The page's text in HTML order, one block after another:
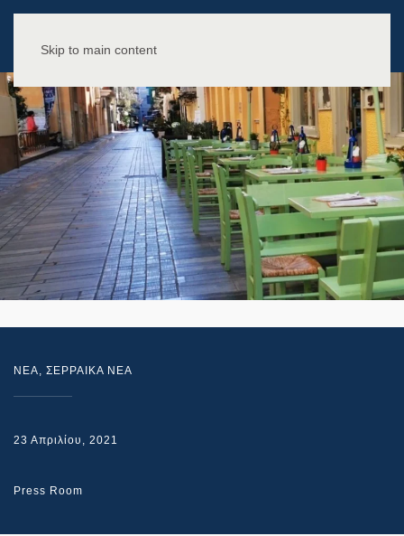
Skip to main content
NEA, ΣΕΡΡΑΙΚΑ ΝΕΑ
23 Απριλίου, 2021
Press Room